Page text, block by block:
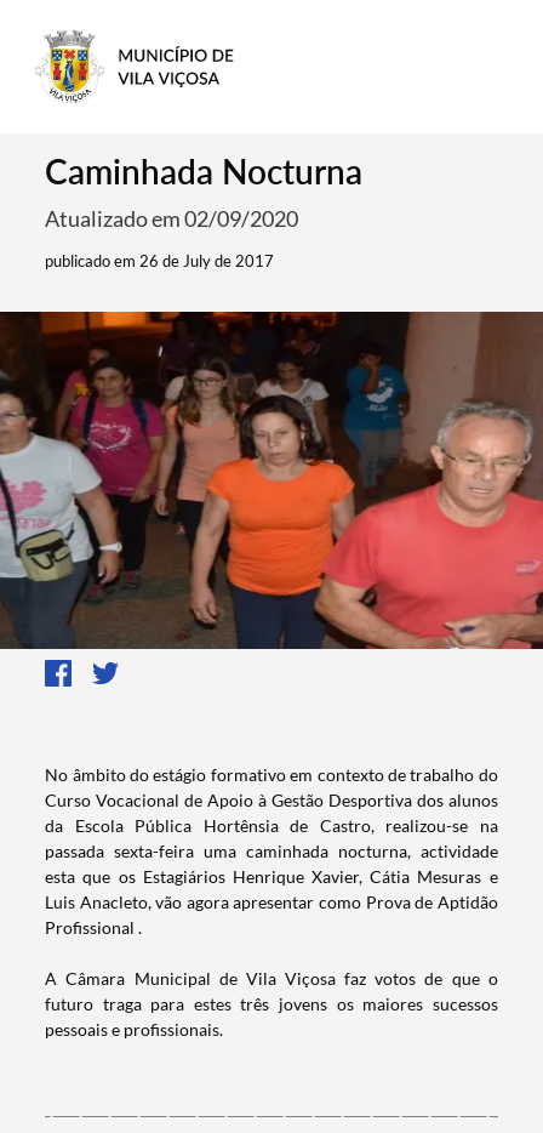
Caminhada Nocturna
Atualizado em 02/09/2020
publicado em 26 de July de 2017
​​​​​No âmbito do estágio formativo em contexto de trabalho do
Curso Vocacional de Apoio à Gestão Desportiva dos alunos
da Escola Pública Hortênsia de Castro, realizou-se na
passada sexta-feira uma caminhada nocturna, actividade
esta que os Estagiários Henrique Xavier, Cátia Mesuras e
Luis Anacleto, vão agora apresentar como Prova de Aptidão
Profissional .
A Câmara Municipal de Vila Viçosa faz votos de que o
futuro traga para estes três jovens os maiores sucessos
pessoais e profissionais.